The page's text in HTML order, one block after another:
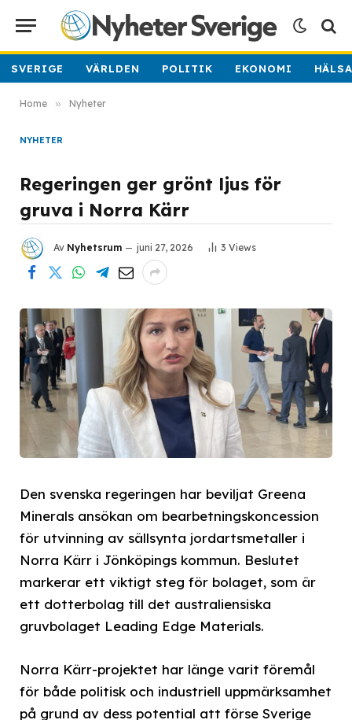
SVERIGE VÄRLDEN POLITIK EKONOMI
Home » Nyheter
NYHETER
Regeringen ger grönt ljus för
gruva i Norra Kärr
Av Nyhetsrum juni 27, 2026 3 Views
Den svenska regeringen har beviljat Greena
Minerals ansökan om bearbetningskoncession
för utvinning av sällsynta jordartsmetaller i
Norra Kärr i Jönköpings kommun. Beslutet
markerar ett viktigt steg för bolaget, som är
ett dotterbolag till det australiensiska
gruvbolaget Leading Edge Materials.
Norra Kärr-projektet har länge varit föremål
för både politisk och industriell uppmärksamhet
på grund av dess potential att förse Sverige